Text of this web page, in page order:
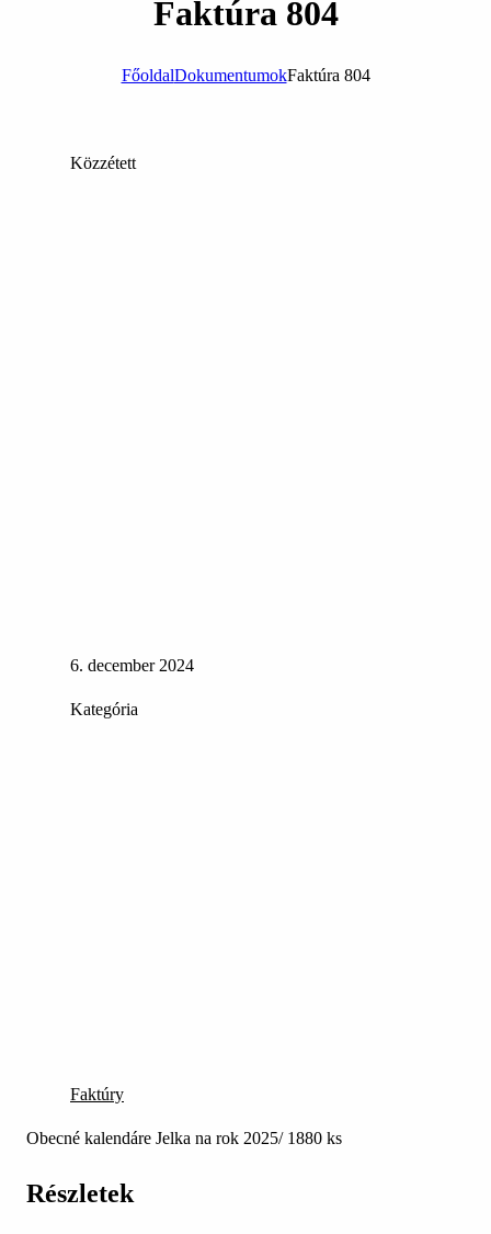
Faktúra 804
FőoldalDokumentumokFaktúra 804
Közzétett
6. december 2024
Kategória
Faktúry
Obecné kalendáre Jelka na rok 2025/ 1880 ks
Részletek